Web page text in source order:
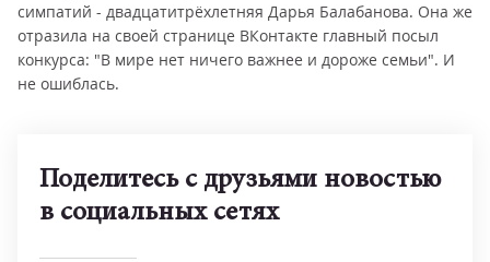
симпатий - двадцатитрёхлетняя Дарья Балабанова. Она же
отразила на своей странице ВКонтакте главный посыл
конкурса: "В мире нет ничего важнее и дороже семьи". И
не ошиблась.
Поделитесь с друзьями новостью
в социальных сетях